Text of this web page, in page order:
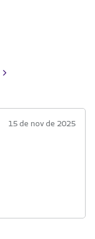
15 de nov de 2025